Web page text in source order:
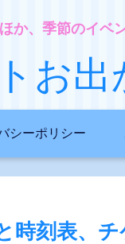
か、季節のイベ
お
シーポリシー
時刻表、